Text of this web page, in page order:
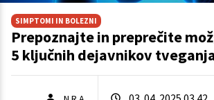
SIMPTOMI IN BOLEZNI
Prepoznajte in preprečite
5 ključnih dejavnikov